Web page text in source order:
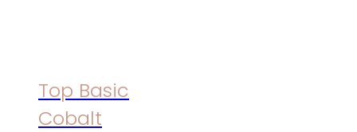
Top Basic
Cobalt